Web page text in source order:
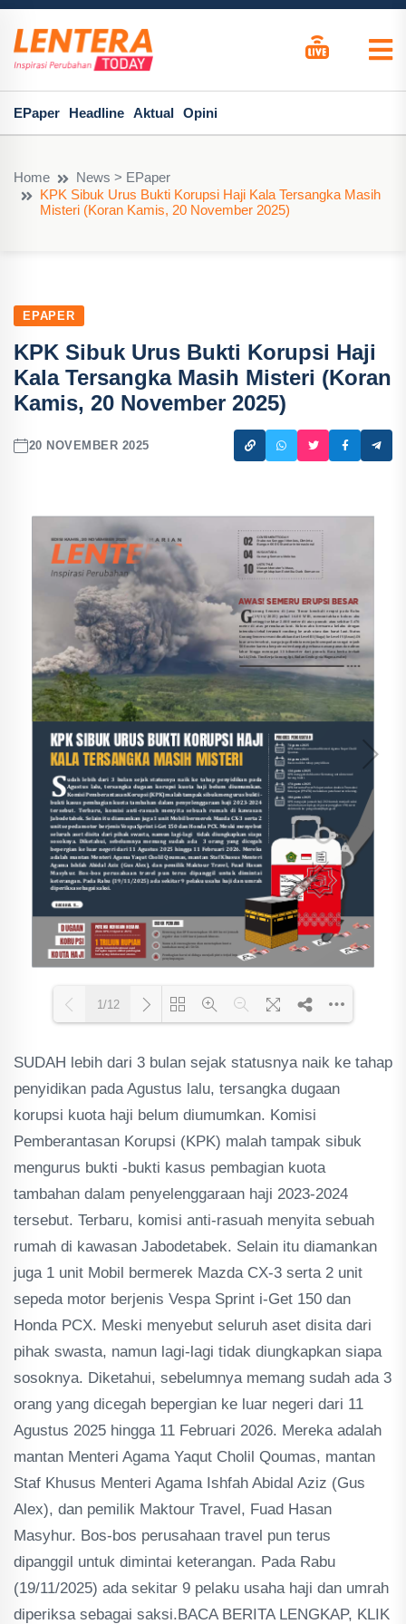
EPaper Headline Aktual Opini
Home
News > EPaper
KPK Sibuk Urus Bukti Korupsi Haji Kala Tersangka Masih
Misteri (Koran Kamis, 20 November 2025)
EPAPER
KPK Sibuk Urus Bukti Korupsi Haji
Kala Tersangka Masih Misteri (Koran
Kamis, 20 November 2025)
20 NOVEMBER 2025
Loading PDF 66% ...
1/12
SUDAH lebih dari 3 bulan sejak statusnya naik ke tahap
penyidikan pada Agustus lalu, tersangka dugaan
korupsi kuota haji belum diumumkan. Komisi
Pemberantasan Korupsi (KPK) malah tampak sibuk
mengurus bukti -bukti kasus pembagian kuota
tambahan dalam penyelenggaraan haji 2023-2024
tersebut. Terbaru, komisi anti-rasuah menyita sebuah
rumah di kawasan Jabodetabek. Selain itu diamankan
juga 1 unit Mobil bermerek Mazda CX-3 serta 2 unit
sepeda motor berjenis Vespa Sprint i-Get 150 dan
Honda PCX. Meski menyebut seluruh aset disita dari
pihak swasta, namun lagi-lagi tidak diungkapkan siapa
sosoknya. Diketahui, sebelumnya memang sudah ada 3
orang yang dicegah bepergian ke luar negeri dari 11
Agustus 2025 hingga 11 Februari 2026. Mereka adalah
mantan Menteri Agama Yaqut Cholil Qoumas, mantan
Staf Khusus Menteri Agama Ishfah Abidal Aziz (Gus
Alex), dan pemilik Maktour Travel, Fuad Hasan
Masyhur. Bos-bos perusahaan travel pun terus
dipanggil untuk dimintai keterangan. Pada Rabu
(19/11/2025) ada sekitar 9 pelaku usaha haji dan umrah
diperiksa sebagai saksi.BACA BERITA LENGKAP, KLIK